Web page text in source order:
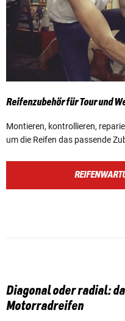
Reifenzubehör für Tour und
Montieren, kontrollieren,
um die Reifen das passende
Diagonal oder radial:
Motorradreifen